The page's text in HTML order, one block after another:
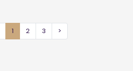
1 2 3 >